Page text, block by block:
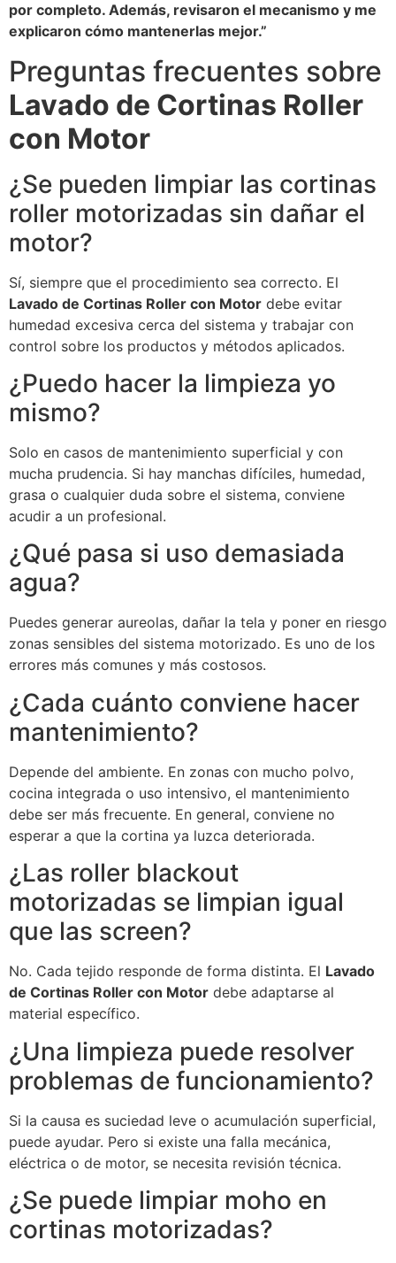
por completo. Además, revisaron el mecanismo y me
explicaron cómo mantenerlas mejor.”
Preguntas frecuentes sobre
Lavado de Cortinas Roller
con Motor
¿Se pueden limpiar las cortinas
roller motorizadas sin dañar el
motor?
Sí, siempre que el procedimiento sea correcto. El
Lavado de Cortinas Roller con Motor debe evitar
humedad excesiva cerca del sistema y trabajar con
control sobre los productos y métodos aplicados.
¿Puedo hacer la limpieza yo
mismo?
Solo en casos de mantenimiento superficial y con
mucha prudencia. Si hay manchas difíciles, humedad,
grasa o cualquier duda sobre el sistema, conviene
acudir a un profesional.
¿Qué pasa si uso demasiada
agua?
Puedes generar aureolas, dañar la tela y poner en riesgo
zonas sensibles del sistema motorizado. Es uno de los
errores más comunes y más costosos.
¿Cada cuánto conviene hacer
mantenimiento?
Depende del ambiente. En zonas con mucho polvo,
cocina integrada o uso intensivo, el mantenimiento
debe ser más frecuente. En general, conviene no
esperar a que la cortina ya luzca deteriorada.
¿Las roller blackout
motorizadas se limpian igual
que las screen?
No. Cada tejido responde de forma distinta. El Lavado
de Cortinas Roller con Motor debe adaptarse al
material específico.
¿Una limpieza puede resolver
problemas de funcionamiento?
Si la causa es suciedad leve o acumulación superficial,
puede ayudar. Pero si existe una falla mecánica,
eléctrica o de motor, se necesita revisión técnica.
¿Se puede limpiar moho en
cortinas motorizadas?